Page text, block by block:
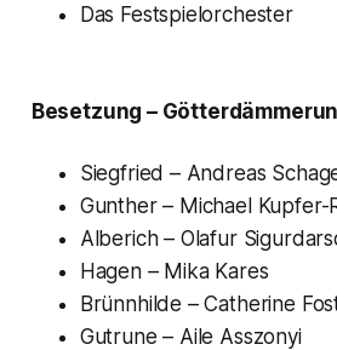
Das Festspielorchester
Besetzung –
Siegfried – Andreas
Gunther – Michael Kupfer-
Alberich – Olafur
Hagen – Mika Kares
Brünnhilde – Catherine
Gutrune – Aile Asszonyi